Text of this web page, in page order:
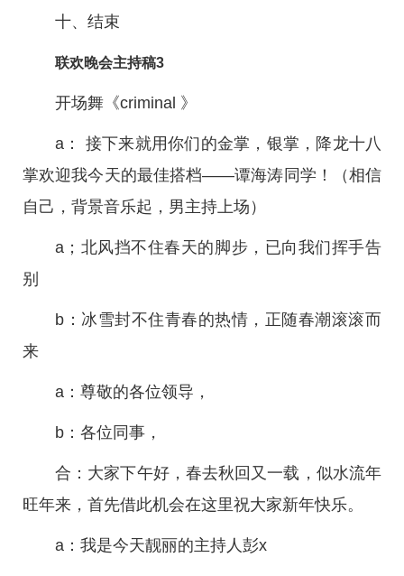
十、结束
联欢晚会主持稿3
开场舞《criminal 》
a： 接下来就用你们的金掌，银掌，降龙十八
掌欢迎我今天的最佳搭档——谭海涛同学！（相信
自己，背景音乐起，男主持上场）
a；北风挡不住春天的脚步，已向我们挥手告
别
b：冰雪封不住青春的热情，正随春潮滚滚而
来
a：尊敬的各位领导，
b：各位同事，
合：大家下午好，春去秋回又一载，似水流年
旺年来，首先借此机会在这里祝大家新年快乐。
a：我是今天靓丽的主持人彭x